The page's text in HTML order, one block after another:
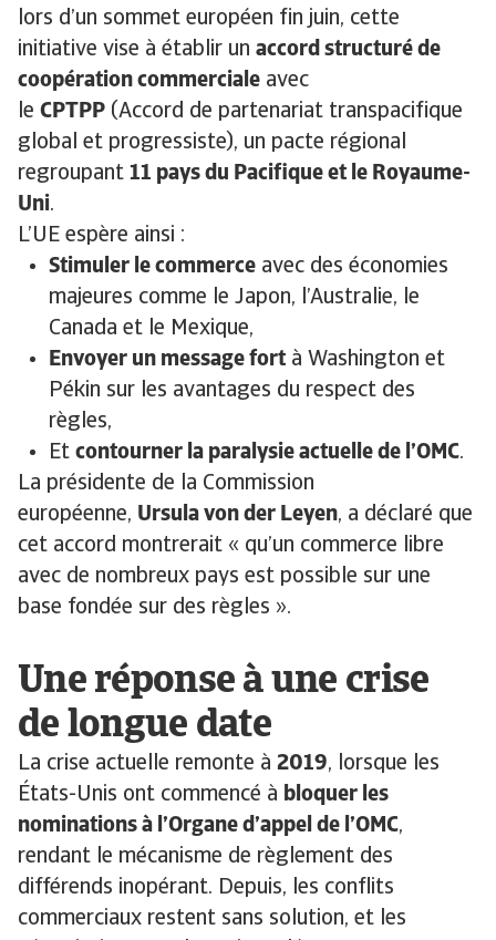
lors d’un sommet européen fin juin, cette
initiative vise à établir un accord structuré de
coopération commerciale avec
le CPTPP (Accord de partenariat transpacifique
global et progressiste), un pacte régional
regroupant 11 pays du Pacifique et le Royaume-
Uni.
L’UE espère ainsi :
Stimuler le commerce avec des économies
majeures comme le Japon, l’Australie, le
Canada et le Mexique,
Envoyer un message fort à Washington et
Pékin sur les avantages du respect des
règles,
Et contourner la paralysie actuelle de l’OMC.
La présidente de la Commission
européenne, Ursula von der Leyen, a déclaré que
cet accord montrerait « qu’un commerce libre
avec de nombreux pays est possible sur une
base fondée sur des règles ».
Une réponse à une crise
de longue date
La crise actuelle remonte à 2019, lorsque les
États-Unis ont commencé à bloquer les
nominations à l’Organe d’appel de l’OMC,
rendant le mécanisme de règlement des
différends inopérant. Depuis, les conflits
commerciaux restent sans solution, et les